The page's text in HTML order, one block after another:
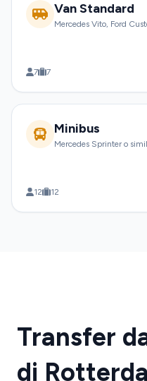
Van Standard
Mercedes Vito, Ford
7 7
Minibus
Mercedes Sprinter o
12 12
Transfer
di